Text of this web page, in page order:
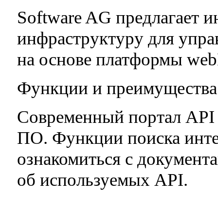
Software AG предлагает
инфраструктуру для
на основе платформы
Функции и преимущества
Современный портал API
ПО. Функции поиска
ознакомиться с
об используемых API.